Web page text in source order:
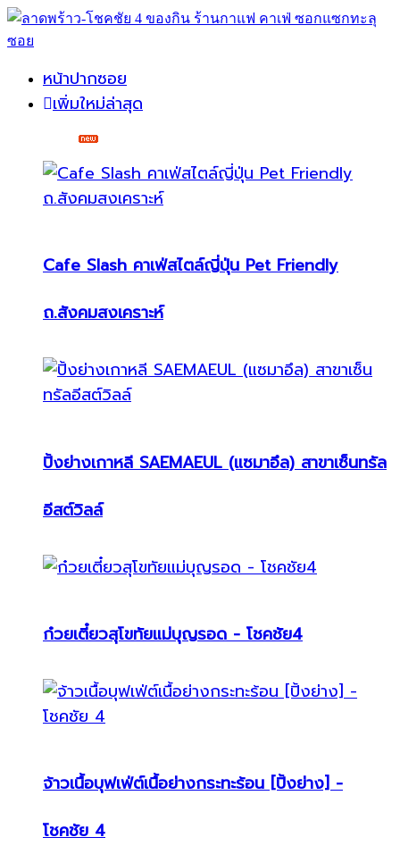
หน้าปากซอย
เพิ่มใหม่ล่าสุด
Cafe Slash คาเฟ่สไตล์ญี่ปุ่น Pet Friendly
ถ.สังคมสงเคราะห์
ปิ้งย่างเกาหลี SAEMAEUL (แซมาอึล) สาขาเซ็นทรัล
อีสต์วิลล์
ก๋วยเตี๋ยวสุโขทัยแม่บุญรอด - โชคชัย4
จ้าวเนื้อบุฟเฟ่ต์เนื้อย่างกระทะร้อน [ปิ้งย่าง] -
โชคชัย 4